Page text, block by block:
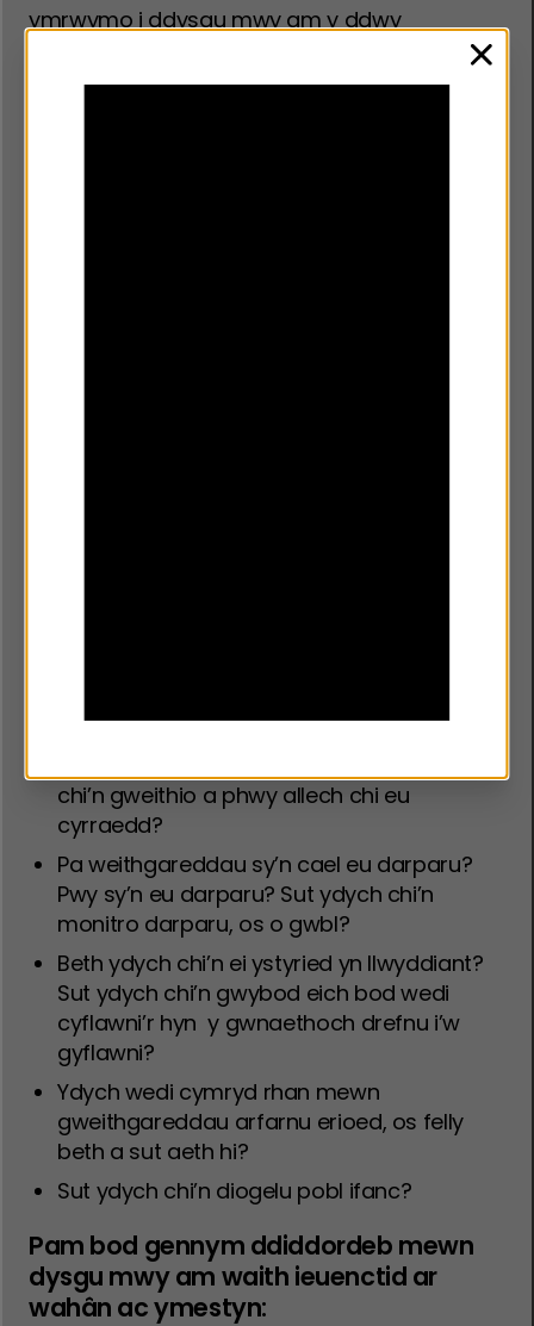
ymrwymo i ddysgu mwy am y ddwy
ymagwedd hon. Dyma sut rydym yn bwriadu
ei wneud…
gwaith ieuenctid ar wahân/ymestyn?
chi’n gweithio a phwy allech chi eu
cyrraedd?
Pa weithgareddau sy’n cael eu darparu?
Pwy sy’n eu darparu? Sut ydych chi’n
monitro darparu, os o gwbl?
Beth ydych chi’n ei ystyried yn llwyddiant?
Sut ydych chi’n gwybod eich bod wedi
cyflawni’r hyn y gwnaethoch drefnu i’w
gyflawni?
Ydych wedi cymryd rhan mewn
gweithgareddau arfarnu erioed, os felly
beth a sut aeth hi?
Sut ydych chi’n diogelu pobl ifanc?
Pam bod gennym ddiddordeb mewn
dysgu mwy am waith ieuenctid ar
wahân ac ymestyn: